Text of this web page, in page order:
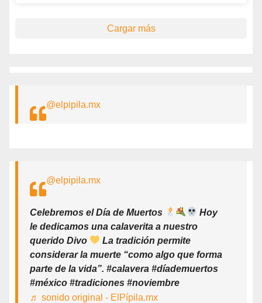
Cargar más
@elpipila.mx
@elpipila.mx
Celebremos el Día de Muertos
Hoy
le dedicamos una calaverita a nuestro
querido Divo
La tradición permite
considerar la muerte “como algo que forma
parte de la vida”. #calavera #díademuertos
#méxico #tradiciones #noviembre
♬ sonido original - ElPípila.mx